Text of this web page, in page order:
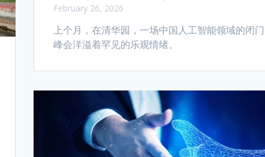
February 26, 2026
上个月，在清华园，一场中国人工智能领域的闭门
峰会洋溢着罕见的乐观情绪。